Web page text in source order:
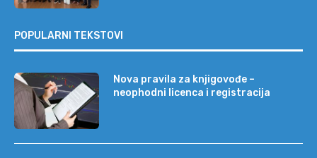
POPULARNI TEKSTOVI
Nova pravila za knjigovođe –
neophodni licenca i registracija